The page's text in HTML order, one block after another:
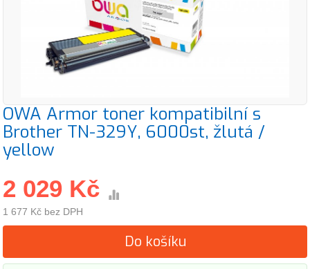
OWA Armor toner kompatibilní s
Brother TN-329Y, 6000st, žlutá /
yellow
2 029 Kč
1 677 Kč bez DPH
Do košíku